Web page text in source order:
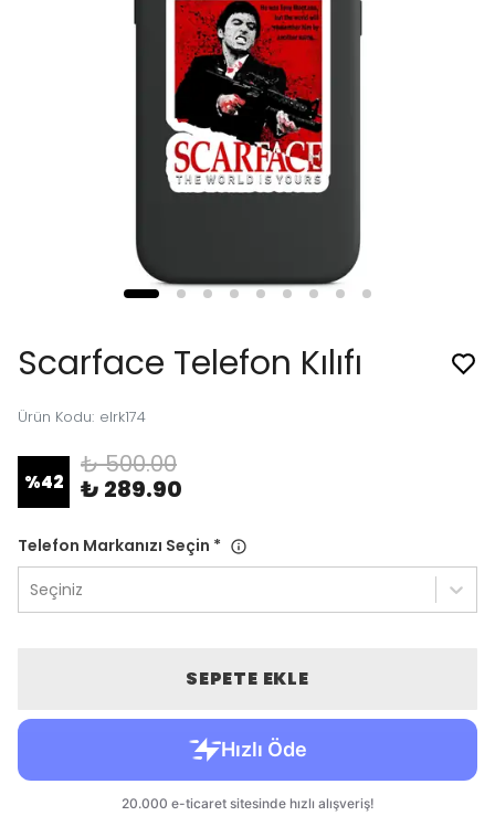
Scarface Telefon Kılıfı
Ürün Kodu: elrk174
%42
₺ 500.00
₺ 289.90
Telefon Markanızı Seçin *
Seçiniz
SEPETE EKLE